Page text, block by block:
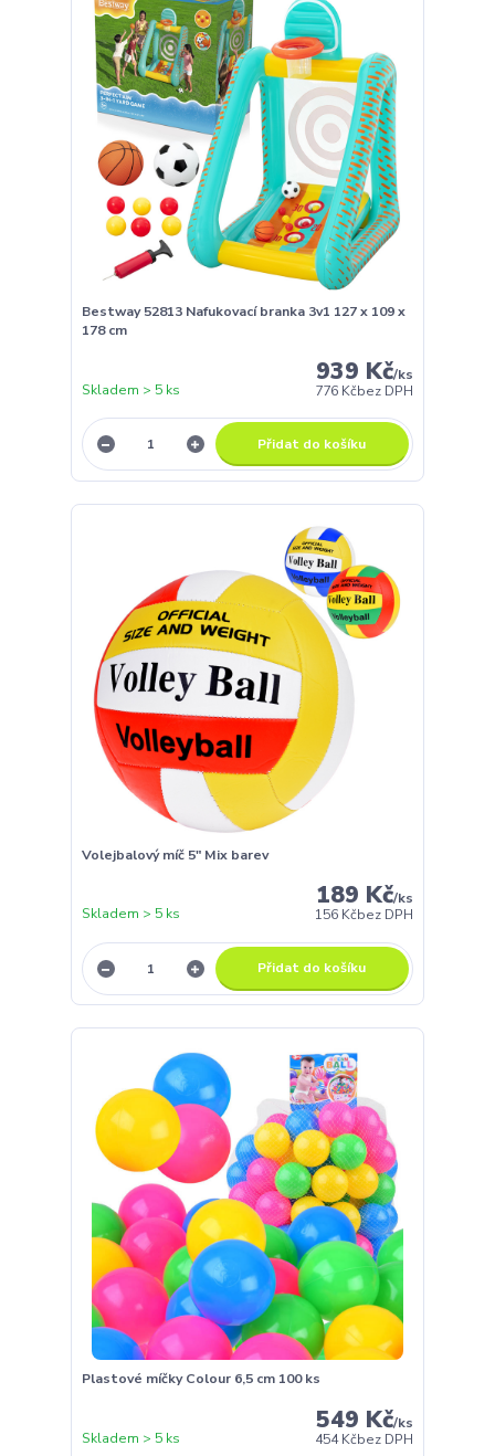
Bestway 52813 Nafukovací branka 3v1 127 x 109 x
178 cm
939 Kč/ks
776 Kčbez DPH
Skladem > 5 ks
Přidat do košíku
Volejbalový míč 5" Mix barev
189 Kč/ks
156 Kčbez DPH
Skladem > 5 ks
Přidat do košíku
Plastové míčky Colour 6,5 cm 100 ks
549 Kč/ks
454 Kčbez DPH
Skladem > 5 ks